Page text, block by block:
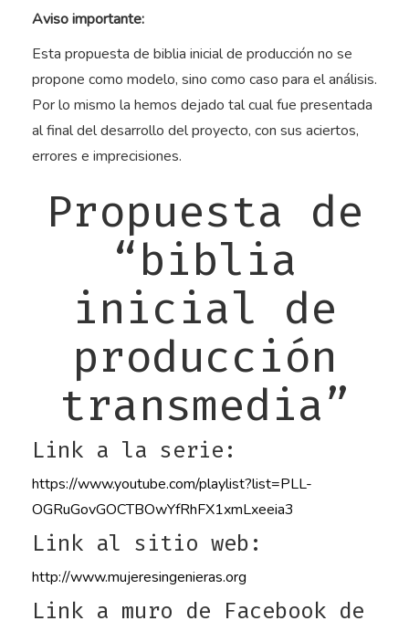
Aviso importante:
Esta propuesta de biblia inicial de producción no se
propone como modelo, sino como caso para el análisis.
Por lo mismo la hemos dejado tal cual fue presentada
al final del desarrollo del proyecto, con sus aciertos,
errores e imprecisiones.
Propuesta de
“biblia
inicial de
producción
transmedia”
Link a la serie:
https://www.youtube.com/playlist?list=PLL-
OGRuGovGOCTBOwYfRhFX1xmLxeeia3
Link al sitio web:
http://www.mujeresingenieras.org
Link a muro de Facebook de